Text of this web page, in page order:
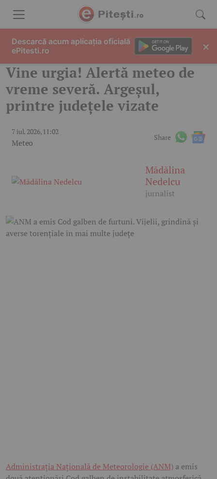
Vine urgia! Alertă meteo de
vreme severă. Argeșul,
printre județele vizate
7 iul. 2026, 11:02
Meteo
Share
Mădălina
Nedelcu
jurnalist
Administrația Națională de Meteorologie (ANM) a emis
Descarcă acum aplicația oficială
ePitesti.ro
×